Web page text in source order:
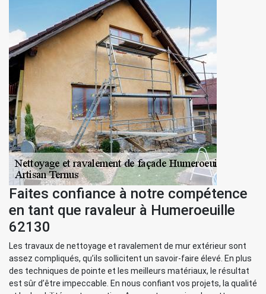
Faites confiance à notre compétence
en tant que ravaleur à Humeroeuille
62130
Les travaux de nettoyage et ravalement de mur extérieur sont
assez compliqués, qu’ils sollicitent un savoir-faire élevé. En plus
des techniques de pointe et les meilleurs matériaux, le résultat
est sûr d’être impeccable. En nous confiant vos projets, la qualité